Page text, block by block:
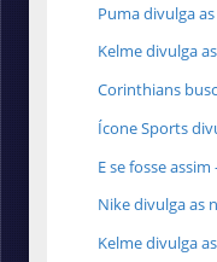
Puma divulga
Kelme divulga
Corinthians
Ícone Sports
E se fosse
Nike divulga as
Kelme divulga